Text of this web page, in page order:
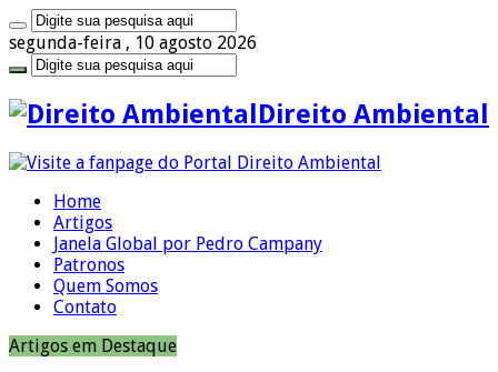
segunda-feira , 10 agosto 2026
Direito Ambiental
Home
Artigos
Janela Global por Pedro Campany
Patronos
Quem Somos
Contato
Artigos em Destaque